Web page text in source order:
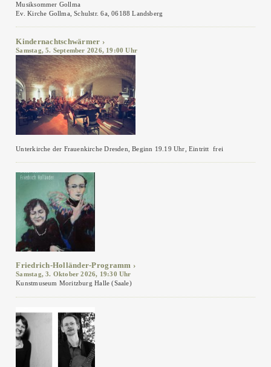
Musiksommer Gollma
Ev. Kirche Gollma, Schulstr. 6a, 06188 Landsberg
Kindernachtschwärmer
Samstag, 5. September 2026, 19:00 Uhr
Unterkirche der Frauenkirche Dresden, Beginn 19.19 Uhr, Eintritt frei
Friedrich-Holländer-Programm
Samstag, 3. Oktober 2026, 19:30 Uhr
Kunstmuseum Moritzburg Halle (Saale)